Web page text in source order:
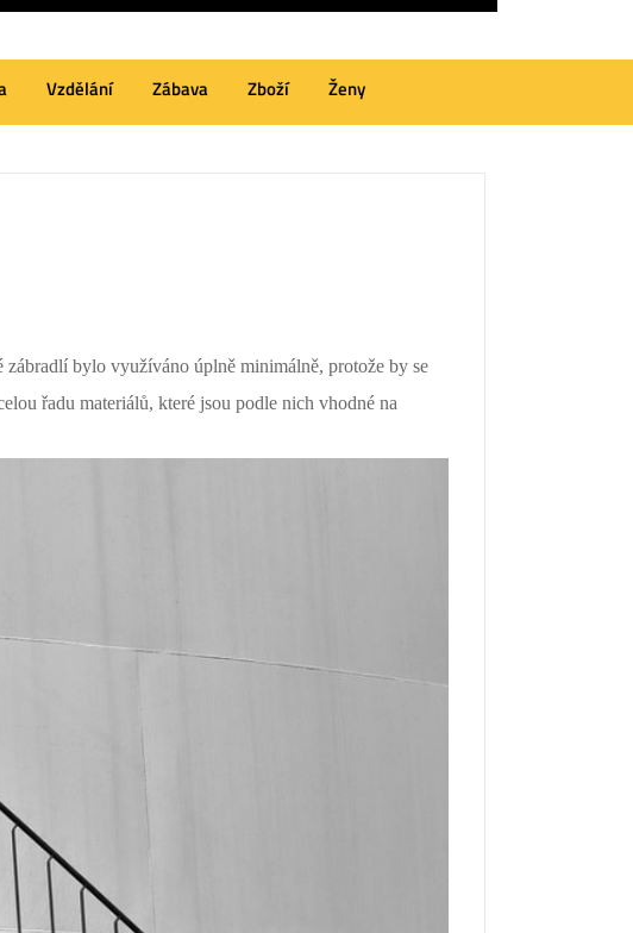
Vzdělání Zábava Zboží Ženy
bylo využíváno úplně minimálně, protože by se
řadu materiálů, které jsou podle nich vhodné na